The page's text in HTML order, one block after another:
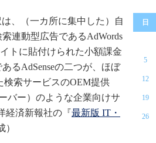
、（一カ所に集中した）自
連動型広告であるAdWords
トに貼付けられた小額課金
るAdSenseの二つが、ほぼ
検索サービスのOEM提供
バー）のような企業向けサ
経済新報社の『最新版 IT・
日
5
12
19
26